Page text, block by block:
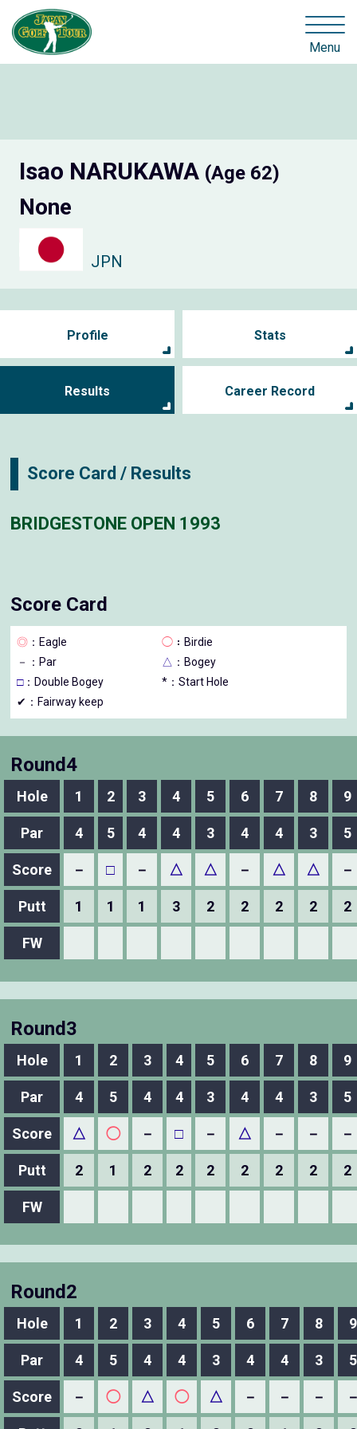
Menu
Isao NARUKAWA (Age 62)
None
JPN
Profile Stats
Results Career Record
Score Card / Results
BRIDGESTONE OPEN 1993
Score Card
◎ ：Eagle ◯ ：Birdie
－
：Par △ ：Bogey
□：Double Bogey
*：Start Hole
✔：Fairway keep
Round4
Hole 1 2 3 4 5 6 7 8 9
Par 4 5 4 4 3 4 4 3 5
Score － □ － △ △ － △ △ －
Putt 1 1 1 3 2 2 2 2 2
FW
Round3
Hole 1 2 3 4 5 6 7 8 9
Par 4 5 4 4 3 4 4 3 5
Score △ ◯ － □ － △ － － －
Putt 2 1 2 2 2 2 2 2 2
FW
Round2
Hole 1 2 3 4 5 6 7 8 9
Par 4 5 4 4 3 4 4 3 5
Score － ◯ △ ◯ △ － － －